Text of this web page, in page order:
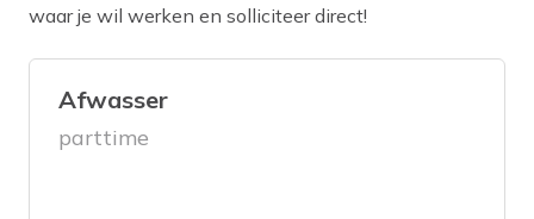
waar je wil werken en solliciteer direct!
Afwasser
parttime